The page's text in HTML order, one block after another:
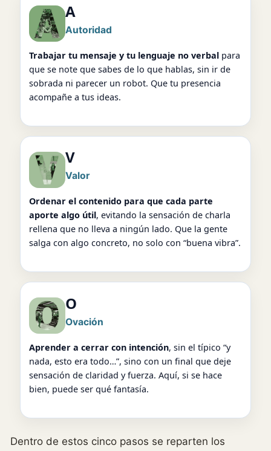
A
Autoridad
Trabajar tu mensaje y tu lenguaje no verbal para
que se note que sabes de lo que hablas, sin ir de
sobrada ni parecer un robot. Que tu presencia
acompañe a tus ideas.
V
Valor
Ordenar el contenido para que cada parte
aporte algo útil, evitando la sensación de charla
rellena que no lleva a ningún lado. Que la gente
salga con algo concreto, no solo con “buena vibra”.
O
Ovación
Aprender a cerrar con intención, sin el típico “y
nada, esto era todo…”, sino con un final que deje
sensación de claridad y fuerza. Aquí, si se hace
bien, puede ser qué fantasía.
Dentro de estos cinco pasos se reparten los